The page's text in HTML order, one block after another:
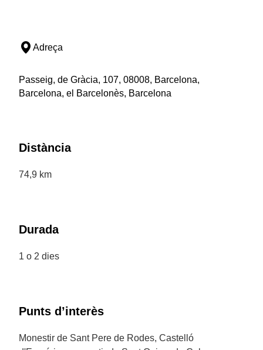
Adreça
Passeig, de Gràcia, 107, 08008, Barcelona,
Barcelona, el Barcelonès, Barcelona
Distància
74,9 km
Durada
1 o 2 dies
Punts d’interès
Monestir de Sant Pere de Rodes, Castelló